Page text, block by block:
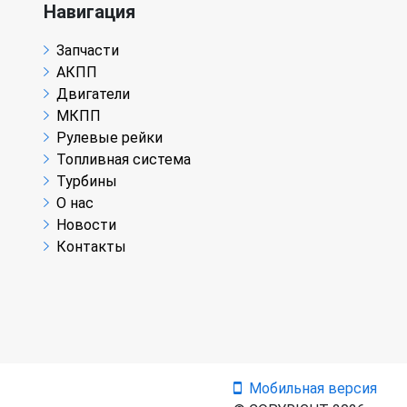
Навигация
Запчасти
АКПП
Двигатели
МКПП
Рулевые рейки
Топливная система
Турбины
О нас
Новости
Контакты
Мобильная версия